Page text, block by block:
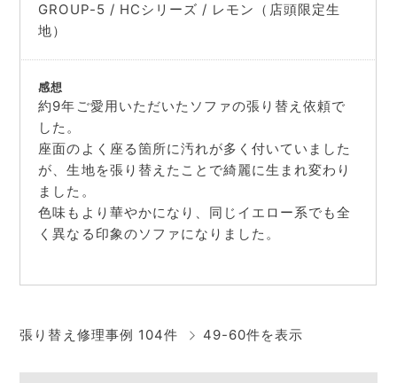
GROUP-5 / HCシリーズ / レモン（店頭限定生
地）
感想
約9年ご愛用いただいたソファの張り替え依頼で
した。
座面のよく座る箇所に汚れが多く付いていました
が、生地を張り替えたことで綺麗に生まれ変わり
ました。
色味もより華やかになり、同じイエロー系でも全
く異なる印象のソファになりました。
張り替え修理事例 104件 49-60件を表示